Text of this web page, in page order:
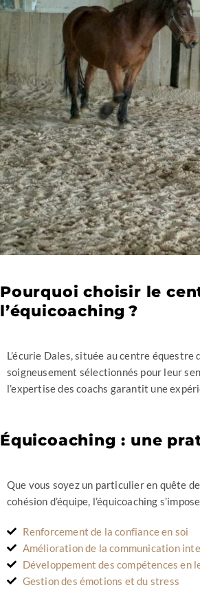
Pourquoi choisir le
l’équicoaching ?
L’écurie Dales, située au centre
soigneusement sélectionnés pour leur
l’expertise des coachs garantit une
Équicoaching : une
Que vous soyez un particulier en quête
cohésion d’équipe, l’équicoaching
Renforcement de la confiance en soi
Amélioration de la communication
Développement des compétences en
Gestion des émotions et du stress